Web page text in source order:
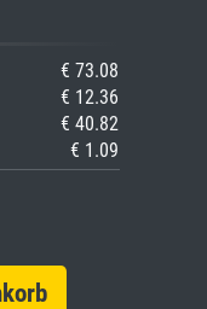
€ 73.08
€ 12.36
€ 40.82
€ 1.09